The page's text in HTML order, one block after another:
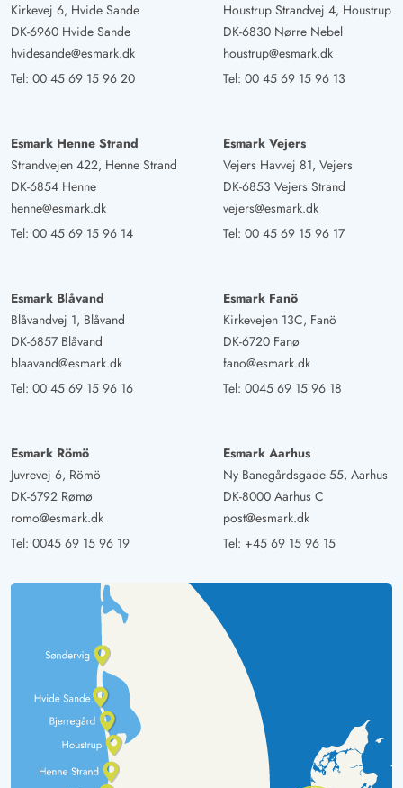
Kirkevej 6, Hvide Sande
DK-6960 Hvide Sande
hvidesande@esmark.dk
Tel: 00 45 69 15 96 20
Houstrup Strandvej 4, Houstrup
DK-6830 Nørre Nebel
houstrup@esmark.dk
Tel: 00 45 69 15 96 13
Esmark Henne Strand
Strandvejen 422, Henne Strand
DK-6854 Henne
henne@esmark.dk
Tel: 00 45 69 15 96 14
Esmark Vejers
Vejers Havvej 81, Vejers
DK-6853 Vejers Strand
vejers@esmark.dk
Tel: 00 45 69 15 96 17
Esmark Blåvand
Blåvandvej 1, Blåvand
DK-6857 Blåvand
blaavand@esmark.dk
Tel: 00 45 69 15 96 16
Esmark Fanö
Kirkevejen 13C, Fanö
DK-6720 Fanø
fano@esmark.dk
Tel: 0045 69 15 96 18
Esmark Römö
Juvrevej 6, Römö
DK-6792 Rømø
romo@esmark.dk
Tel: 0045 69 15 96 19
Esmark Aarhus
Ny Banegårdsgade 55, Aarhus
DK-8000 Aarhus C
post@esmark.dk
Tel: +45 69 15 96 15